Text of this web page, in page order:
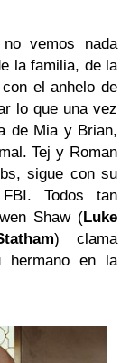
vemos nada
la familia, de la
el anhelo de
lo que una vez
de Mia y Brian,
Tej y Roman
sigue con su
Todos tan
Shaw (Luke
) clama
hermano en la